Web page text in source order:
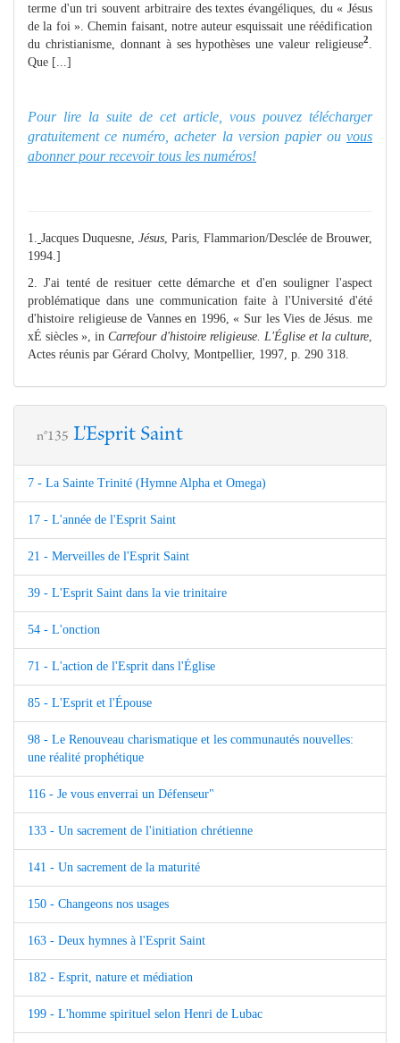
terme d'un tri souvent arbitraire des textes évangéliques, du « Jésus
de la foi ». Chemin faisant, notre auteur esquissait une réédification
du christianisme, donnant à ses hypothèses une valeur religieuse2
Que [...]
Pour lire la suite de cet article, vous pouvez télécharger
gratuitement ce numéro, acheter la version papier ou vous
abonner pour recevoir tous les numéros!
1. Jacques Duquesne, Jésus , Paris, Flammarion/Desclée de Brouwer,
1994.]
2. J'ai tenté de resituer cette démarche et d'en souligner l'aspect
problématique dans une communication faite à l'Université d'été
d'histoire religieuse de Vannes en 1996, « Sur les Vies de Jésus. me
xÉ siècles », inCarrefour d'histoire religieuse. L'Église et la culture
Actes réunis par Gérard Cholvy, Montpellier, 1997, p. 290 318.
n°135 L'Esprit Saint
7 - La Sainte Trinité (Hymne Alpha et Omega)
17 - L'année de l'Esprit Saint
21 - Merveilles de l'Esprit Saint
39 - L'Esprit Saint dans la vie trinitaire
54 - L'onction
71 - L'action de l'Esprit dans l'Église
85 - L'Esprit et l'Épouse
98 - Le Renouveau charismatique et les communautés nouvelles:
une réalité prophétique
116 - Je vous enverrai un Défenseur"
133 - Un sacrement de l'initiation chrétienne
141 - Un sacrement de la maturité
150 - Changeons nos usages
163 - Deux hymnes à l'Esprit Saint
182 - Esprit, nature et médiation
199 - L'homme spirituel selon Henri de Lubac